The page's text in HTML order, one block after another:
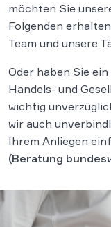
möchten Sie
Folgenden
Team und unsere
Oder haben Sie
Handels- und
wichtig
wir auch
Ihrem Anliegen
(Beratung